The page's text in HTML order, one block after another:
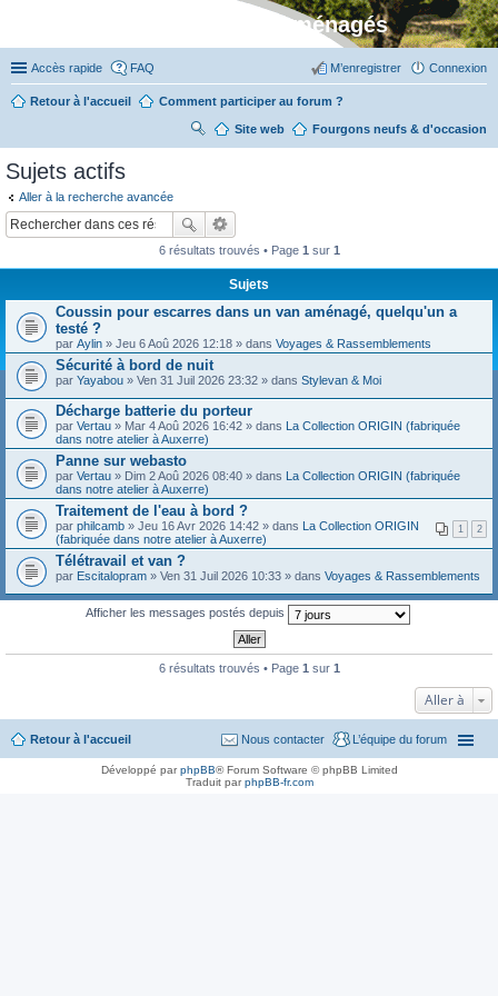
Stylevan - Vans aménagés
Accès rapide FAQ Connexion
M’enregistrer
Retour à l'accueil Comment participer au forum ?
Fourgons neufs & d'occasion
Site web
R
ch
er
Sujets actifs
Aller à la recherche avancée
6 résultats trouvés • Page 1 sur 1
Sujets
Coussin pour escarres dans un van aménagé, quelqu'un a
testé ?
par Aylin » Jeu 6 Aoû 2026 12:18 » dans Voyages & Rassemblements
Sécurité à bord de nuit
par Yayabou » Ven 31 Juil 2026 23:32 » dans Stylevan & Moi
Décharge batterie du porteur
par Vertau » Mar 4 Aoû 2026 16:42 » dans La Collection ORIGIN (fabriquée
dans notre atelier à Auxerre)
Panne sur webasto
par Vertau » Dim 2 Aoû 2026 08:40 » dans La Collection ORIGIN (fabriquée
dans notre atelier à Auxerre)
Traitement de l'eau à bord ?
1 2
par philcamb » Jeu 16 Avr 2026 14:42 » dans La Collection ORIGIN
(fabriquée dans notre atelier à Auxerre)
Télétravail et van ?
par Escitalopram » Ven 31 Juil 2026 10:33 » dans Voyages & Rassemblements
Afficher les messages postés depuis
6 résultats trouvés • Page 1 sur 1
Aller à
Retour à l'accueil L’équipe du forum
Nous contacter
Développé parphpBB® Forum Software © phpBB Limited
Traduit parphpBB-fr.com